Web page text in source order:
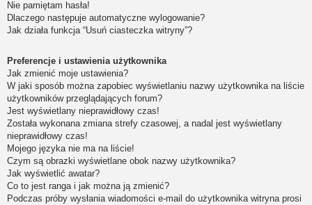
Nie pamiętam hasła!
Dlaczego następuje automatyczne wylogowanie?
Jak działa funkcja “Usuń ciasteczka witryny”?
Preferencje i ustawienia użytkownika
Jak zmienić moje ustawienia?
W jaki sposób można zapobiec wyświetlaniu nazwy użytkownika na liście
użytkowników przeglądających forum?
Jest wyświetlany nieprawidłowy czas!
Została wykonana zmiana strefy czasowej, a nadal jest wyświetlany
nieprawidłowy czas!
Mojego języka nie ma na liście!
Czym są obrazki wyświetlane obok nazwy użytkownika?
Jak wyświetlić awatar?
Co to jest ranga i jak można ją zmienić?
Podczas próby wysłania wiadomości e-mail do użytkownika witryna prosi